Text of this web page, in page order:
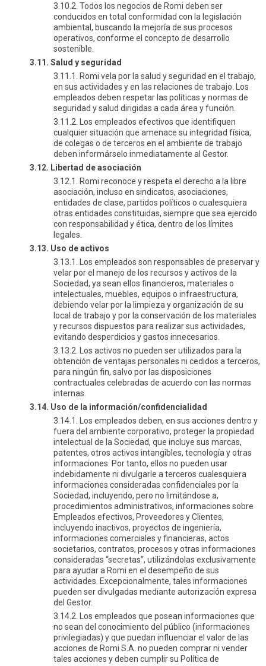
3.10.2. Todos los negocios de Romi deben ser
conducidos en total conformidad con la legislación
ambiental, buscando la mejoría de sus procesos
operativos, conforme el concepto de desarrollo
sostenible.
3.11. Salud y seguridad
3.11.1. Romi vela por la salud y seguridad en el trabajo,
en sus actividades y en las relaciones de trabajo. Los
empleados deben respetar las políticas y normas de
seguridad y salud dirigidas a cada área y función.
3.11.2. Los empleados efectivos que identifiquen
cualquier situación que amenace su integridad física,
de colegas o de terceros en el ambiente de trabajo
deben informárselo inmediatamente al Gestor.
3.12. Libertad de asociación
3.12.1. Romi reconoce y respeta el derecho a la libre
asociación, incluso en sindicatos, asociaciones,
entidades de clase, partidos políticos o cualesquiera
otras entidades constituidas, siempre que sea ejercido
con responsabilidad y ética, dentro de los límites
legales.
3.13. Uso de activos
3.13.1. Los empleados son responsables de preservar y
velar por el manejo de los recursos y activos de la
Sociedad, ya sean ellos financieros, materiales o
intelectuales, muebles, equipos o infraestructura,
debiendo velar por la limpieza y organización de su
local de trabajo y por la conservación de los materiales
y recursos dispuestos para realizar sus actividades,
evitando desperdicios y gastos innecesarios.
3.13.2. Los activos no pueden ser utilizados para la
obtención de ventajas personales ni cedidos a terceros,
para ningún fin, salvo por las disposiciones
contractuales celebradas de acuerdo con las normas
internas.
3.14. Uso de la información/confidencialidad
3.14.1. Los empleados deben, en sus acciones dentro y
fuera del ambiente corporativo, proteger la propiedad
intelectual de la Sociedad, que incluye sus marcas,
patentes, otros activos intangibles, tecnología y otras
informaciones. Por tanto, ellos no pueden usar
indebidamente ni divulgarle a terceros cualesquiera
informaciones consideradas confidenciales por la
Sociedad, incluyendo, pero no limitándose a,
procedimientos administrativos, informaciones sobre
Empleados efectivos, Proveedores y Clientes,
incluyendo inactivos, proyectos de ingeniería,
informaciones comerciales y financieras, actos
societarios, contratos, procesos y otras informaciones
consideradas “secretas”, utilizándolas exclusivamente
para ayudar a Romi en el desempeño de sus
actividades. Excepcionalmente, tales informaciones
pueden ser divulgadas mediante autorización expresa
del Gestor.
3.14.2. Los empleados que posean informaciones que
no sean del conocimiento del público (informaciones
privilegiadas) y que puedan influenciar el valor de las
acciones de Romi S.A. no pueden comprar ni vender
tales acciones y deben cumplir su Política de